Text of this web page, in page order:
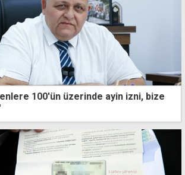
100'ün üzerinde ayin izni, bize